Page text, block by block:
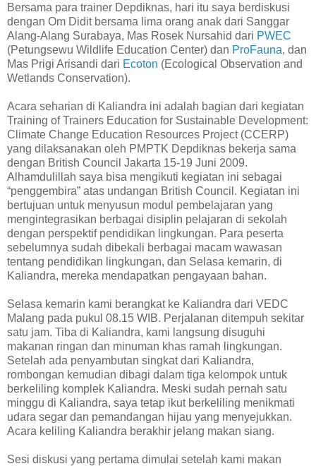
Bersama para trainer Depdiknas, hari itu saya berdiskusi
dengan Om Didit bersama lima orang anak dari Sanggar
Alang-Alang Surabaya, Mas Rosek Nursahid dari PWEC
(Petungsewu Wildlife Education Center) dan ProFauna, dan
Mas Prigi Arisandi dari Ecoton (Ecological Observation and
Wetlands Conservation).
Acara seharian di Kaliandra ini adalah bagian dari kegiatan
Training of Trainers Education for Sustainable Development:
Climate Change Education Resources Project (CCERP)
yang dilaksanakan oleh PMPTK Depdiknas bekerja sama
dengan British Council Jakarta 15-19 Juni 2009.
Alhamdulillah saya bisa mengikuti kegiatan ini sebagai
“penggembira” atas undangan British Council. Kegiatan ini
bertujuan untuk menyusun modul pembelajaran yang
mengintegrasikan berbagai disiplin pelajaran di sekolah
dengan perspektif pendidikan lingkungan. Para peserta
sebelumnya sudah dibekali berbagai macam wawasan
tentang pendidikan lingkungan, dan Selasa kemarin, di
Kaliandra, mereka mendapatkan pengayaan bahan.
Selasa kemarin kami berangkat ke Kaliandra dari VEDC
Malang pada pukul 08.15 WIB. Perjalanan ditempuh sekitar
satu jam. Tiba di Kaliandra, kami langsung disuguhi
makanan ringan dan minuman khas ramah lingkungan.
Setelah ada penyambutan singkat dari Kaliandra,
rombongan kemudian dibagi dalam tiga kelompok untuk
berkeliling komplek Kaliandra. Meski sudah pernah satu
minggu di Kaliandra, saya tetap ikut berkeliling menikmati
udara segar dan pemandangan hijau yang menyejukkan.
Acara keliling Kaliandra berakhir jelang makan siang.
Sesi diskusi yang pertama dimulai setelah kami makan